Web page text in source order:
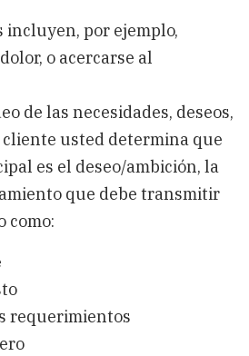
incluyen, por ejemplo,
o acercarse al
de las necesidades, deseos,
usted determina que
es el deseo/ambición, la
que debe transmitir
como:
requerimientos